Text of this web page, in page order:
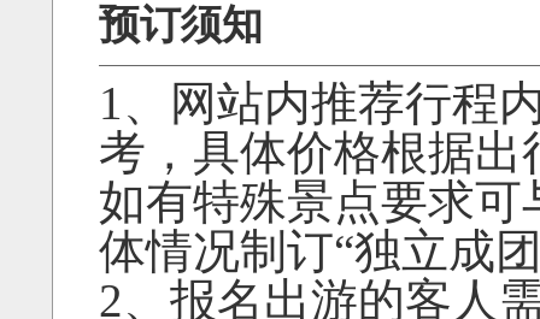
预订须知
1、网站内推荐行程
考，具体价格根据
如有特殊景点要求
体情况制订“独立成
2、报名出游的客人